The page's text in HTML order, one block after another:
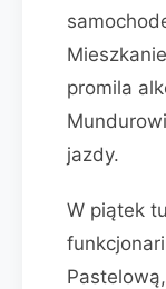
promila
jazdy.
W piątek